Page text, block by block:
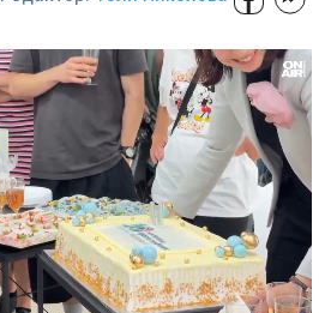
Video
Player
is
loading.